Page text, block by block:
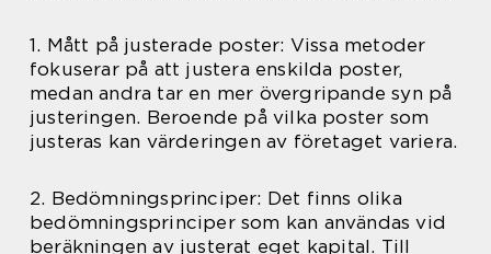
1. Mått på justerade poster: Vissa metoder
fokuserar på att justera enskilda poster,
medan andra tar en mer övergripande syn på
justeringen. Beroende på vilka poster som
justeras kan värderingen av företaget variera.
2. Bedömningsprinciper: Det finns olika
bedömningsprinciper som kan användas vid
beräkningen av justerat eget kapital. Till